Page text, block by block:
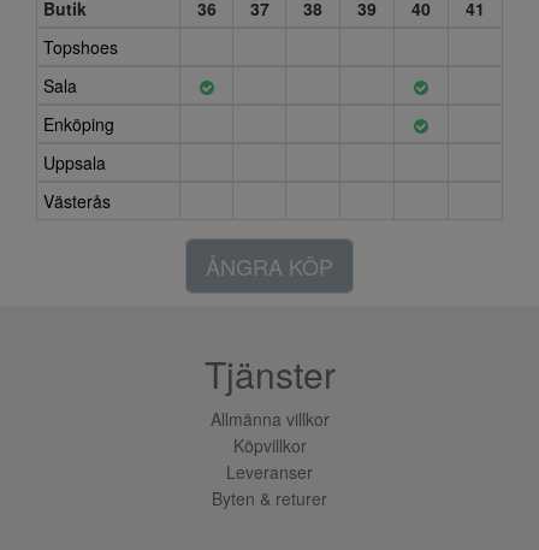
Butik
36 37 38 39 40
41
Topshoes
Sala
Enköping
Uppsala
Västerås
ÅNGRA KÖP
Tjänster
Allmänna villkor
Köpvillkor
Leveranser
Byten & returer